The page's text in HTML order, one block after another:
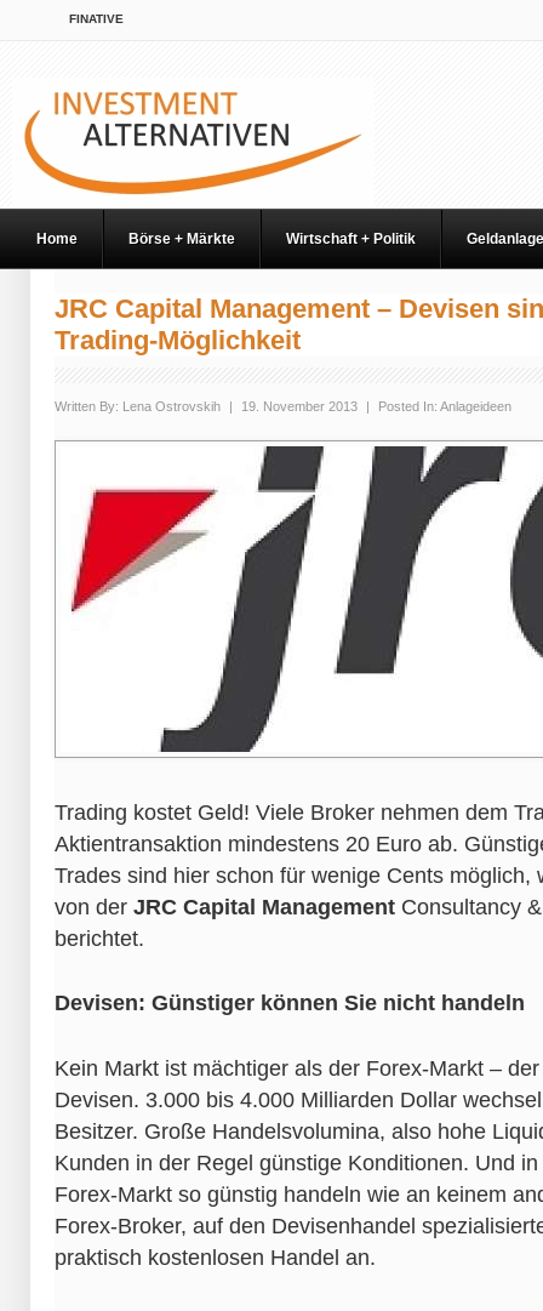
FINATIVE
Home Börse + Märkte Wirtschaft + Politik Geldanlage
JRC Capital Management – Devisen
Trading-Möglichkeit
Written By: Lena Ostrovskih | 19. November 2013 | Posted In: Anlageideen
Trading kostet Geld! Viele Broker nehmen dem
Aktientransaktion mindestens 20 Euro ab.
Trades sind hier schon für wenige Cents möglich,
von der JRC Capital Management Consultancy
berichtet.
Devisen: Günstiger können Sie nicht handeln
Kein Markt ist mächtiger als der Forex-Markt –
Devisen. 3.000 bis 4.000 Milliarden Dollar
Besitzer. Große Handelsvolumina, also hohe
Kunden in der Regel günstige Konditionen. Und
Forex-Markt so günstig handeln wie an keinem
Forex-Broker, auf den Devisenhandel
praktisch kostenlosen Handel an.